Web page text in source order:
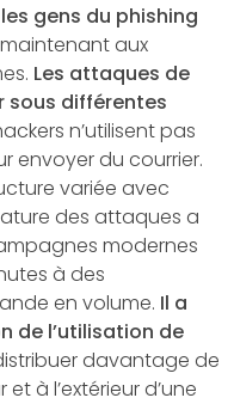
gens du phishing
maintenant aux
Les attaques de
sous différentes
n’utilisent pas
envoyer du courrier.
variée avec
des attaques a
modernes
à des
en volume. Il a
de l’utilisation de
davantage de
à l’extérieur d’une